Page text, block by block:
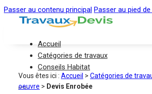
Passer au contenu principal Passer au pied de
Accueil
Catégories de travaux
Conseils Habitat
Vous êtes ici : Accueil > Catégories de
oeuvre > Devis Enrobée